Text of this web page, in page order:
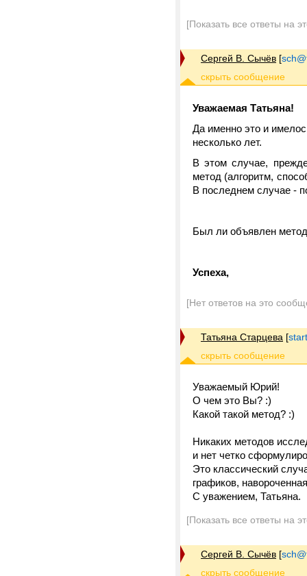
[Показать все ответы на
Сергей В. Сычёв [
Уважаемая Татьяна!
Да именно это и
несколько лет.
В этом случае,
метод (алгоритм,
В последнем случае -
Был ли объявлен
Успеха,
[Нет ответов на это
Татьяна Старцева [
Уважаемый Юрий!
О чем это Вы? :)
Какой такой метод? :)
Никаких методов
и нет четко
Это классический
графиков,
С уважением, Татьяна.
[Показать все ответы на
Сергей В. Сычёв [